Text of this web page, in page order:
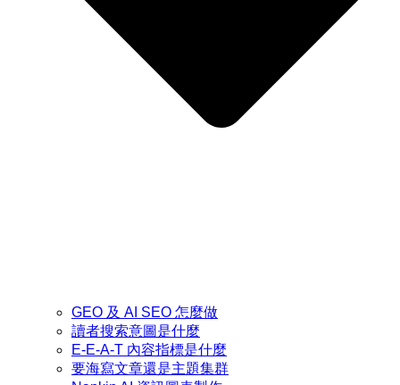
GEO 及 AI SEO 怎麼做
讀者搜索意圖是什麼
E-E-A-T 內容指標是什麼
要海寫文章還是主題集群